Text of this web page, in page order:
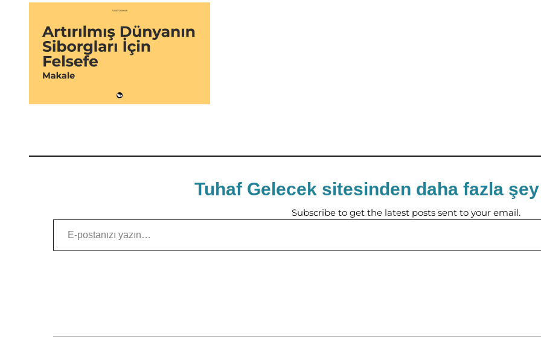
Tuhaf Gelecek sitesinden daha fazla
Subscribe to get the latest posts sent to your email.
E-postanızı yazın…